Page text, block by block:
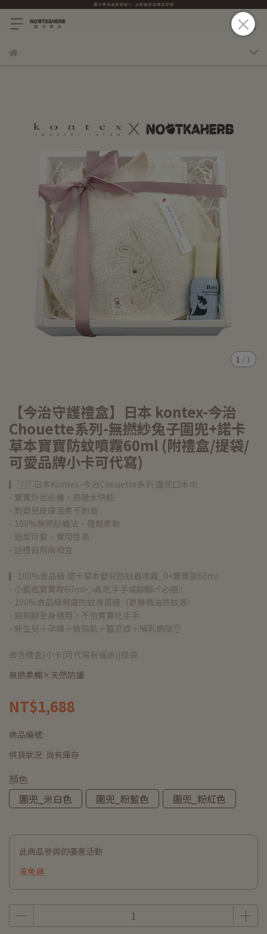
1 / 1
【今治守護禮盒】日本 kontex-今治
Chouette系列-無撚紗兔子圍兜+諾卡
草本寶寶防蚊噴霧60ml (附禮盒/提袋/
可愛品牌小卡可代寫)
▎🇯🇵日本Kontex-今治Chouette系列 圍兜口水巾
- 寶寶外出必備，高吸水快乾
- 對嬰兒皮膚溫柔不刺激
- 100%無撚紗織法，蓬鬆柔軟
- 造型可愛，實用性高
- 送禮自用兩相宜
▎100%食品級 諾卡草本嬰兒防蚊蟲噴霧_0+寶寶款60ml
- 小藍瓶寶寶款60ml👈亂吃手手或腳腳🍗必選‼
- 100%食品級親膚防蚊液首選（更勝精油防蚊液）
- 臉到腳全身適用，不怕寶寶吃手手
- 新生兒＋孕婦＋敏弱肌＋蠶豆症＋哺乳媽咪👌
🎁含禮盒|小卡(可代寫祝福語)|提袋
無撚柔觸×天然防護
NT$1,688
商品編號:
供貨狀況: 尚有庫存
顏色
圍兜_米白色
圍兜_粉藍色 圍兜_粉紅色
此商品參與的優惠活動
湊免運